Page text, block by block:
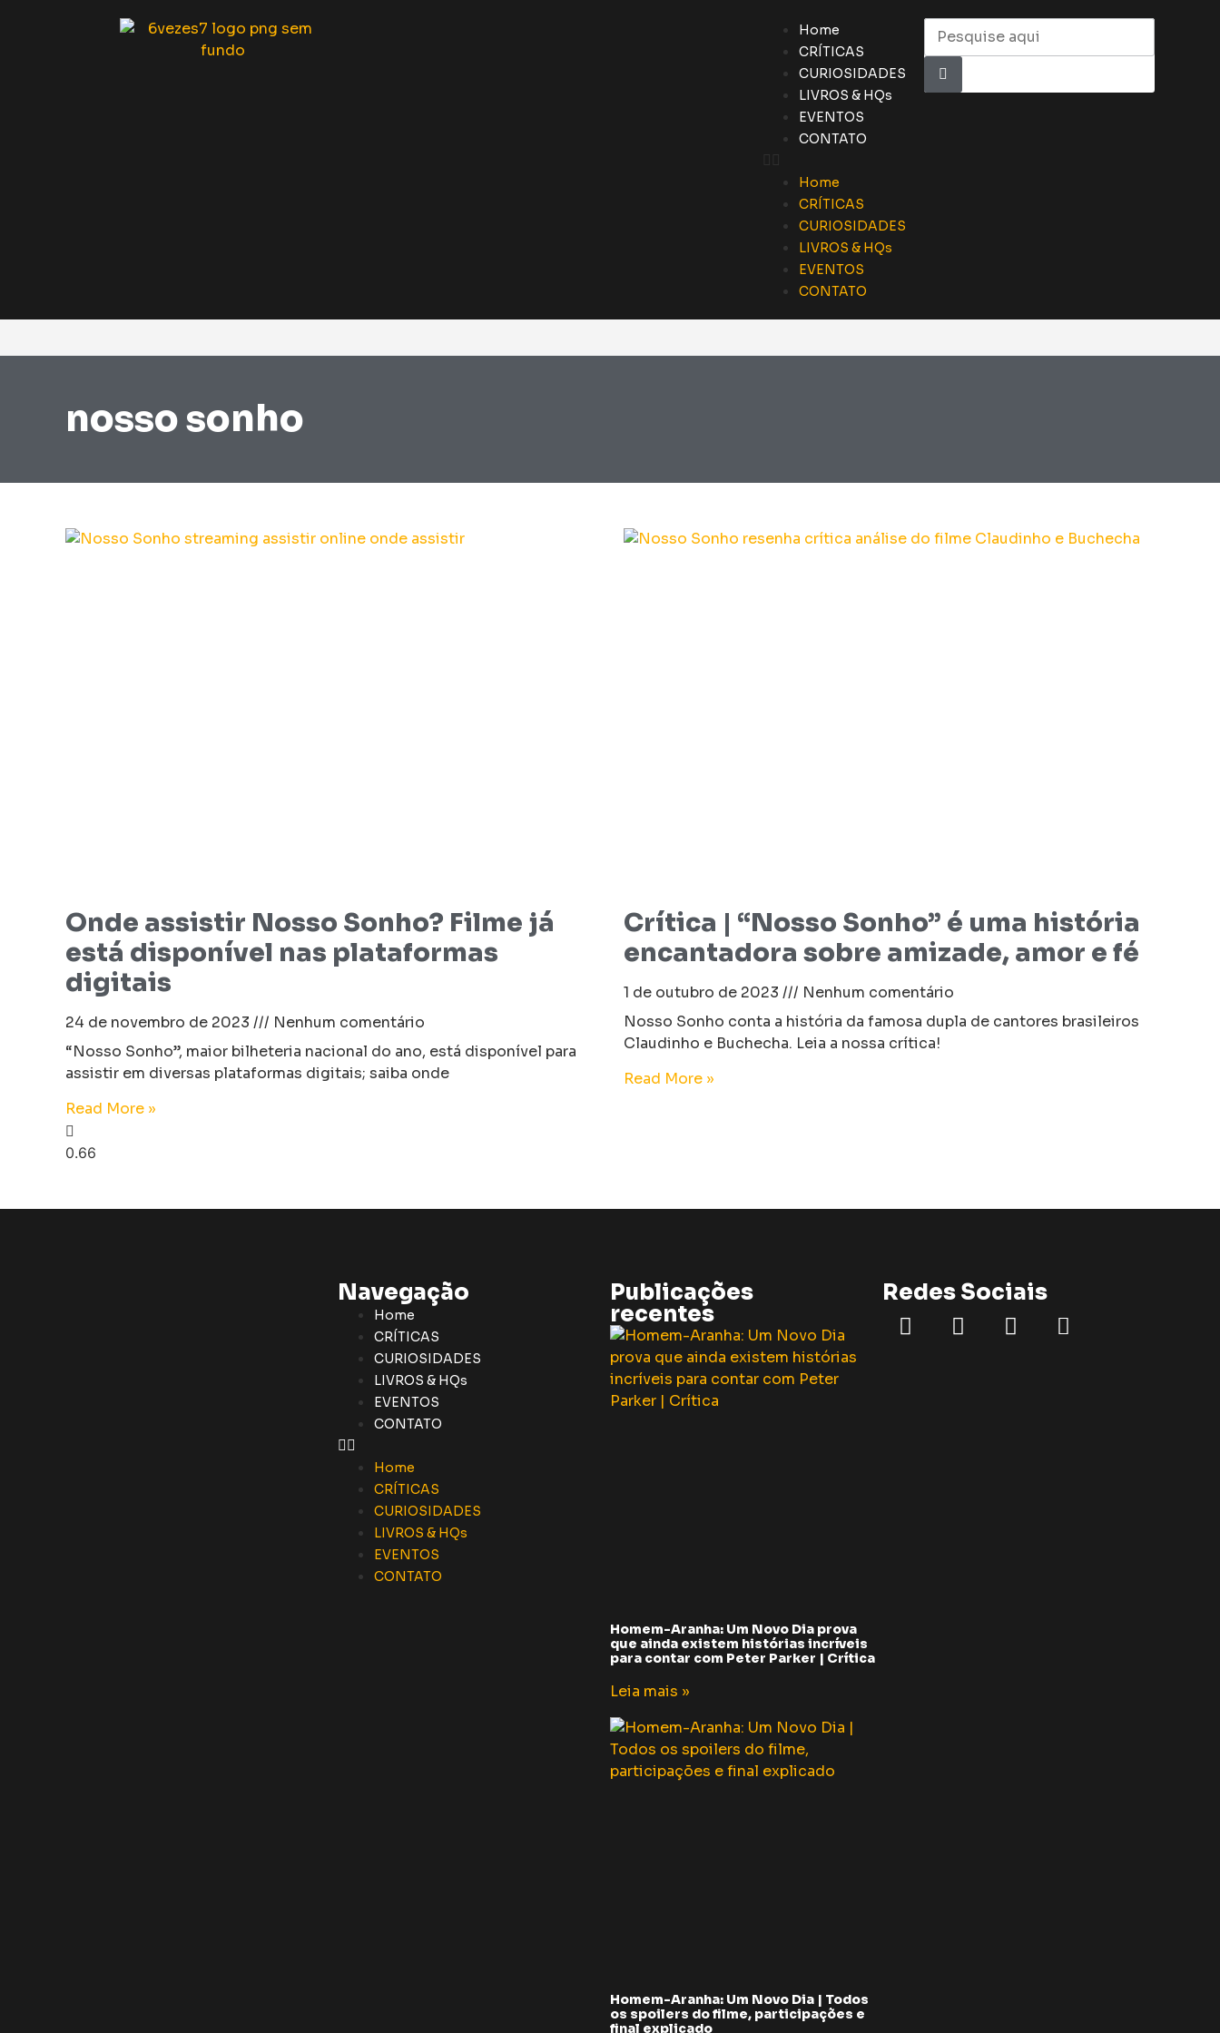
Home
CRÍTICAS
CURIOSIDADES
LIVROS & HQs
EVENTOS
CONTATO
Home
CRÍTICAS
CURIOSIDADES
LIVROS & HQs
EVENTOS
CONTATO
nosso sonho
Onde assistir Nosso Sonho? Filme já
está disponível nas plataformas
digitais
24 de novembro de 2023
Nenhum comentário
“Nosso Sonho”, maior bilheteria nacional do ano, está disponível para
assistir em diversas plataformas digitais; saiba onde
Read More »
Crítica | “Nosso Sonho” é uma história
encantadora sobre amizade, amor e fé
1 de outubro de 2023
Nenhum comentário
Nosso Sonho conta a história da famosa dupla de cantores brasileiros
Claudinho e Buchecha. Leia a nossa crítica!
Read More »
Navegação
Home
CRÍTICAS
CURIOSIDADES
LIVROS & HQs
EVENTOS
CONTATO
Home
CRÍTICAS
CURIOSIDADES
LIVROS & HQs
EVENTOS
CONTATO
Publicações
recentes
Homem-Aranha: Um Novo Dia prova
que ainda existem histórias incríveis
para contar com Peter Parker | Crítica
Leia mais »
Homem-Aranha: Um Novo Dia | Todos
os spoilers do filme, participações e
final explicado
Redes Sociais